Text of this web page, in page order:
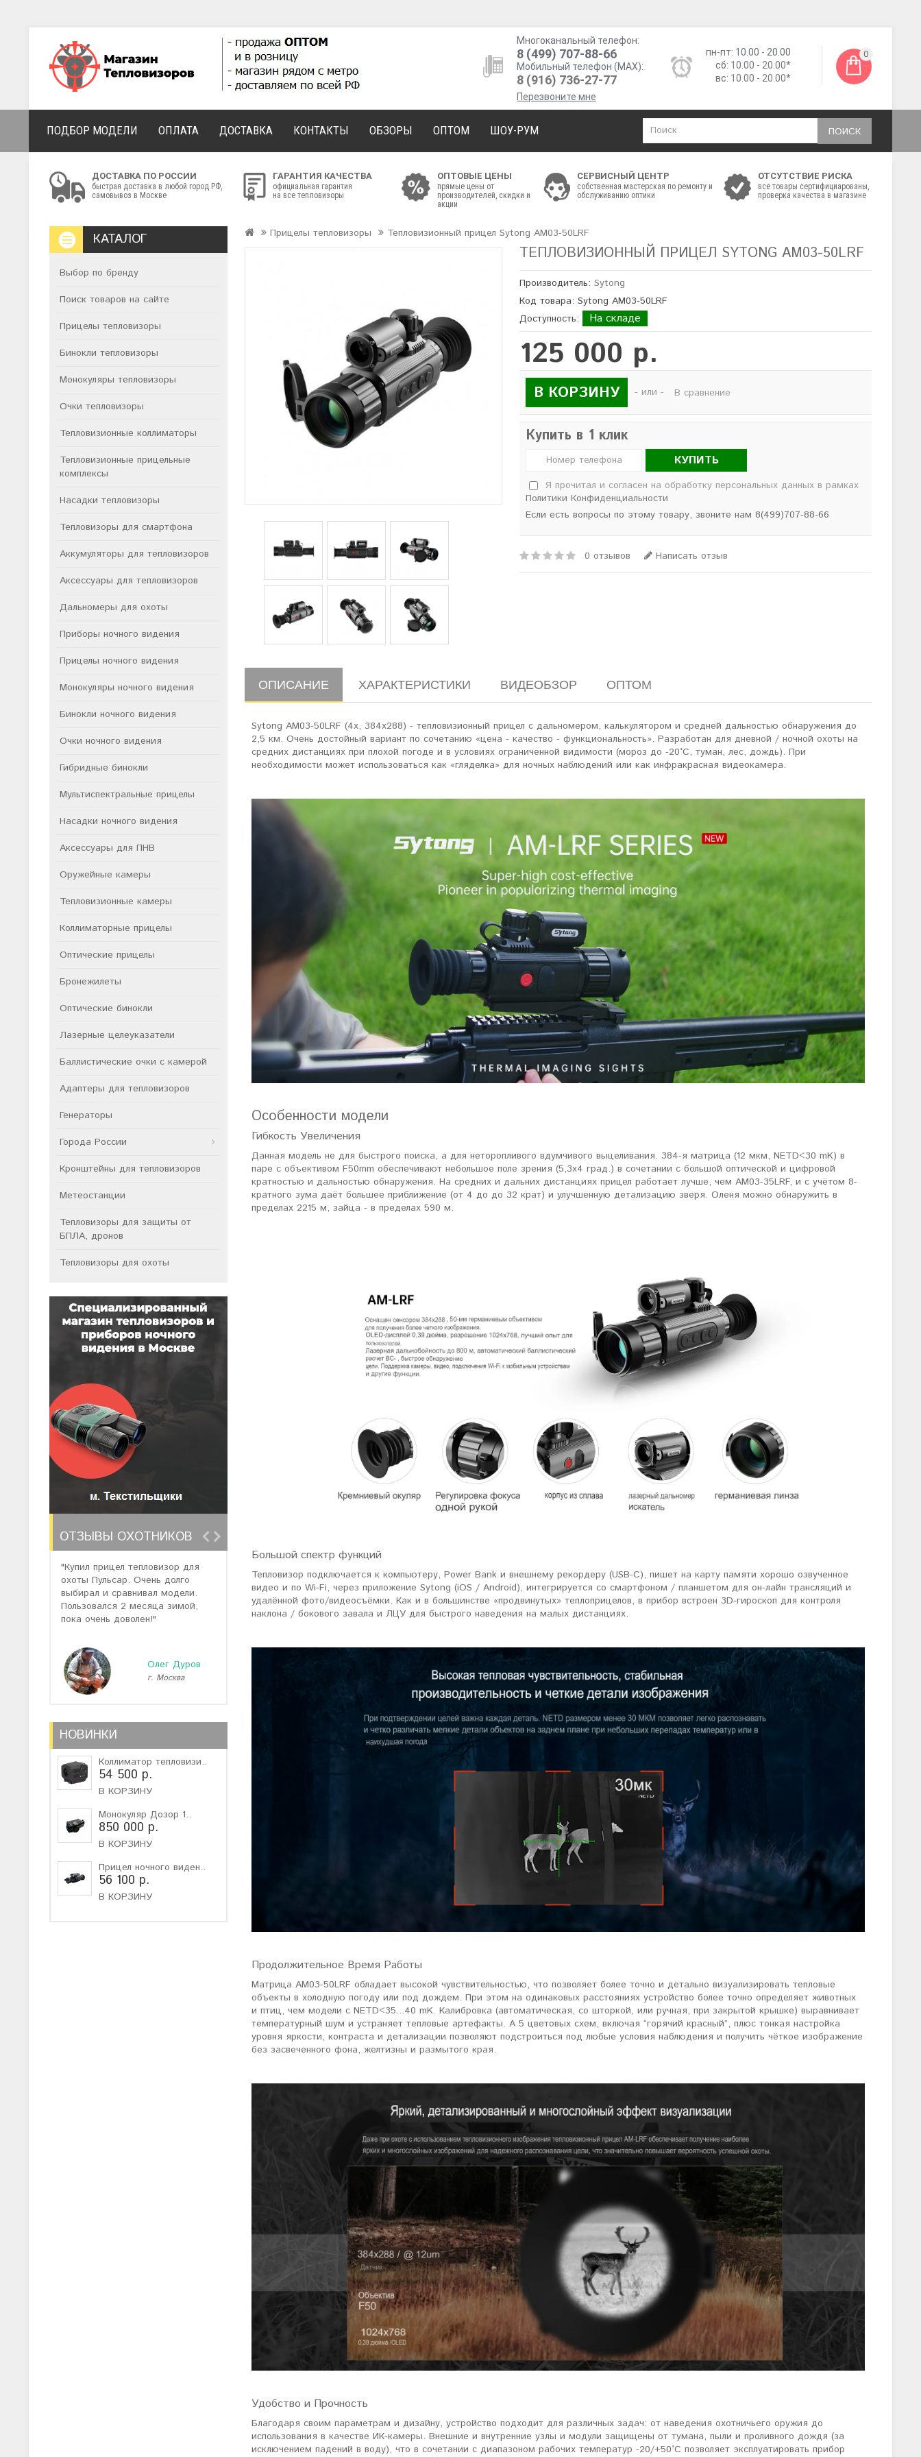
Многоканальный телефон:
8 (499) 707-88-66
Мобильный телефон (MAX):
8 (916) 736-27-77
Перезвоните мне
пн-пт: 10.00 - 20.00
сб: 10.00 - 20.00*
вс: 10.00 - 20.00*
0
ПОИСК
ПОДБОР МОДЕЛИ ОПЛАТА ДОСТАВКА КОНТАКТЫ ОБЗОРЫ ОПТОМ ШОУ-РУМ
ДОСТАВКА ПО РОССИИ
быстрая доставка в любой город РФ,
самовывоз в Москве
ГАРАНТИЯ КАЧЕСТВА
официальная гарантия
на все тепловизоры
ОПТОВЫЕ ЦЕНЫ
прямые цены от
производителей, скидки и
акции
СЕРВИСНЫЙ ЦЕНТР
собственная мастерская по ремонту и
обслуживанию оптики
ОТСУТСТВИЕ РИСКА
все товары сертифициарованы,
проверка качества в магазине
КАТАЛОГ
Выбор по бренду
Поиск товаров на сайте
Прицелы тепловизоры
Бинокли тепловизоры
Монокуляры тепловизоры
Очки тепловизоры
Тепловизионные коллиматоры
Тепловизионные прицельные
комплексы
Насадки тепловизоры
Тепловизоры для смартфона
Аккумуляторы для тепловизоров
Аксессуары для тепловизоров
Дальномеры для охоты
Приборы ночного видения
Прицелы ночного видения
Монокуляры ночного видения
Бинокли ночного видения
Очки ночного видения
Гибридные бинокли
Мультиспектральные прицелы
Насадки ночного видения
Аксессуары для ПНВ
Оружейные камеры
Тепловизионные камеры
Коллиматорные прицелы
Оптические прицелы
Бронежилеты
Оптические бинокли
Лазерные целеуказатели
Баллистические очки с камерой
Адаптеры для тепловизоров
Генераторы
Города России
Кронштейны для тепловизоров
Метеостанции
Тепловизоры для защиты от
БПЛА, дронов
Тепловизоры для охоты
ОТЗЫВЫ ОХОТНИКОВ
"Купил прицел тепловизор для
охоты Пульсар. Очень долго
выбирал и сравнивал модели.
Пользовался 2 месяца зимой,
пока очень доволен!"
Олег Дуров
г. Москва
много, но спасибо консультантам,
помогли подобрать отличную и
не дорогую модель. Взял
монокуляр."
Виктор Жунов
"Искал универсальный
тепловизор для охоты днем и
ночью. Спасибо Семену за
грамотную консультацию. Очень
доволен своим прицеломNocpix."
Евгений Стародуб
г. Екатеринбург
НОВИНКИ
Коллиматор тепловизи..
54 500 р.
В КОРЗИНУ
Монокуляр Дозор 1..
850 000 р.
В КОРЗИНУ
Прицел ночного виден..
56 100 р.
В КОРЗИНУ
Прицелы тепловизоры Тепловизионный прицел Sytong AM03-50LRF
ТЕПЛОВИЗИОННЫЙ ПРИЦЕЛ SYTONG AM03-50LRF
Производитель:Sytong
Код товара: Sytong AM03-50LRF
Доступность:
На складе
125 000 р.
В КОРЗИНУ - или - В сравнение
Купить в 1 клик
КУПИТЬ
Я прочитал и согласен на обработку персональных данных в рамках
Политики Конфиденциальности
Если есть вопросы по этому товару, звоните нам 8(499)707-88-66
0 отзывов Написать отзыв
ОПИСАНИЕ ХАРАКТЕРИСТИКИ ВИДЕОБЗОР ОПТОМ
Sytong AM03-50LRF (4x, 384x288) - тепловизионный прицел с дальномером, калькулятором и средней дальностью обнаружения до
2,5 км. Очень достойный вариант по сочетанию «цена - качество - функциональность». Разработан для дневной / ночной охоты на
средних дистанциях при плохой погоде и в условиях ограниченной видимости (мороз до -20°C, туман, лес, дождь). При
необходимости может использоваться как «гляделка» для ночных наблюдений или как инфракрасная видеокамера.
Особенности модели
Гибкость Увеличения
Данная модель не для быстрого поиска, а для неторопливого вдумчивого выцеливания. 384-я матрица (12 мкм, NETD<30 mK) в
паре с объективом F50mm обеспечивают небольшое поле зрения (5,3x4 град.) в сочетании с большой оптической и цифровой
кратностью и дальностью обнаружения. На средних и дальних дистанциях прицел работает лучше, чем AM03-35LRF, и с учётом 8-
кратного зума даёт большее приближение (от 4 до до 32 крат) и улучшенную детализацию зверя. Оленя можно обнаружить в
пределах 2215 м, зайца - в пределах 590 м.
Большой спектр функций
Тепловизор подключается к компьютеру, Power Bank и внешнему рекордеру (USB-C), пишет на карту памяти хорошо озвученное
видео и по Wi-Fi, через приложение Sytong (iOS / Android), интегрируется со смартфоном / планшетом для он-лайн трансляций и
удалённой фото/видеосъёмки. Как и в большинстве «продвинутых» теплоприцелов, в прибор встроен 3D-гироскоп для контроля
наклона / бокового завала и ЛЦУ для быстрого наведения на малых дистанциях.
Продолжительное Время Работы
Матрица AM03-50LRF обладает высокой чувствительностью, что позволяет более точно и детально визуализировать тепловые
объекты в холодную погоду или под дождем. При этом на одинаковых расстояниях устройство более точно определяет животных
и птиц, чем модели с NETD<35...40 mK. Калибровка (автоматическая, со шторкой, или ручная, при закрытой крышке) выравнивает
температурный шум и устраняет тепловые артефакты. А 5 цветовых схем, включая “горячий красный”, плюс тонкая настройка
уровня яркости, контраста и детализации позволяют подстроиться под любые условия наблюдения и получить чёткое изображение
без засвеченного фона, желтизны и размытого края.
Удобство и Прочность
Благодаря своим параметрам и дизайну, устройство подходит для различных задач: от наведения охотничьего оружия до
использования в качестве ИК-камеры. Внешние и внутренние узлы и модули защищены от тумана, пыли и проливного дождя (за
исключением падений в воду), что в сочетании с диапазоном рабочих температур -20/+50°C позволяет эксплуатировать прибор